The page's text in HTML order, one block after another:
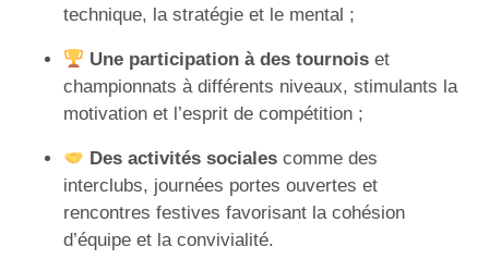
technique, la stratégie et le mental ;
Une participation à des tournois et
championnats à différents niveaux, stimulants la
motivation et l’esprit de compétition ;
Des activités sociales comme des
interclubs, journées portes ouvertes et
rencontres festives favorisant la cohésion
d’équipe et la convivialité.